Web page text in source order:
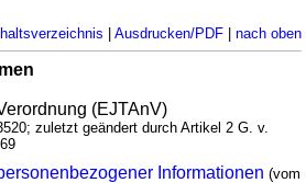
| Ausdrucken/PDF| nach oben
(EJTAnV)
zuletzt geändert durch Artikel 2 G. v.
Informationen (vom